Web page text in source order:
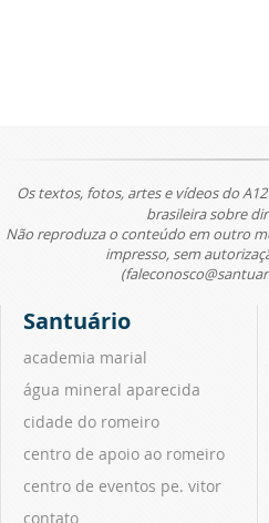
Os textos, fotos, artes e vídeos do
brasileira sobre
Não reproduza o conteúdo em outro
impresso, sem
Santuário
academia marial
água mineral aparecida
cidade do romeiro
centro de apoio ao romeiro
centro de eventos pe. vitor
contato